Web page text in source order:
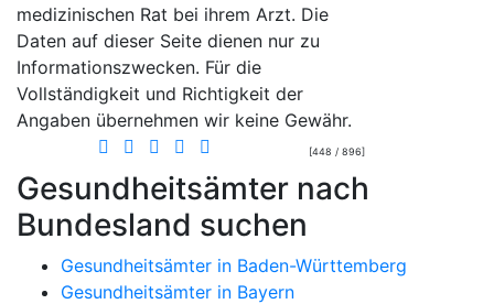
medizinischen Rat bei ihrem Arzt. Die
Daten auf dieser Seite dienen nur zu
Informationszwecken. Für die
Vollständigkeit und Richtigkeit der
Angaben übernehmen wir keine Gewähr.
[448 / 896]
Gesundheitsämter nach
Bundesland suchen
Gesundheitsämter in Baden-Württemberg
Gesundheitsämter in Bayern